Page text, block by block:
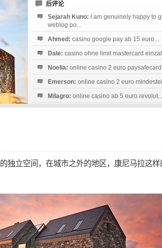
后评论
Sejarah Kuno:
I am genuinely happy to
weblog po...
Ahmed: casino google pay ab 15 euro...
Dale: casino ohne limit mastercard
Noelia: online casino 2 euro
Emerson: online casino 2 euro
Milagro: online casino ab 5 euro revolut...
独立空间，在城市之外的地区，康尼马拉这样